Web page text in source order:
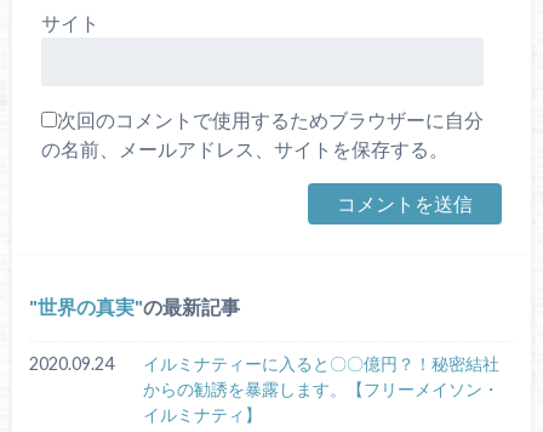
サイト
次回のコメントで使用するためブラウザーに自分
の名前、メールアドレス、サイトを保存する。
世界の真実 の最新記事
2020.09.24
イルミナティーに入ると〇〇億円？！秘密結社
からの勧誘を暴露します。【フリーメイソン・
イルミナティ】